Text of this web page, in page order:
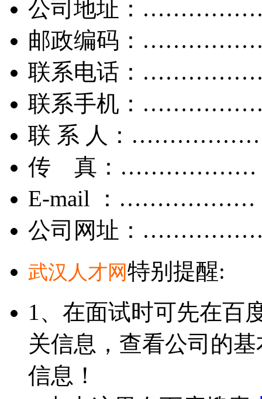
公司地址：
邮政编码：
联系电话：
联系手机：
联 系 人：
传 真：………………
E-mail ：………………
公司网址：
武汉人才网特别提醒:
1、在面试时可先在百
关信息，查看公司的
信息！